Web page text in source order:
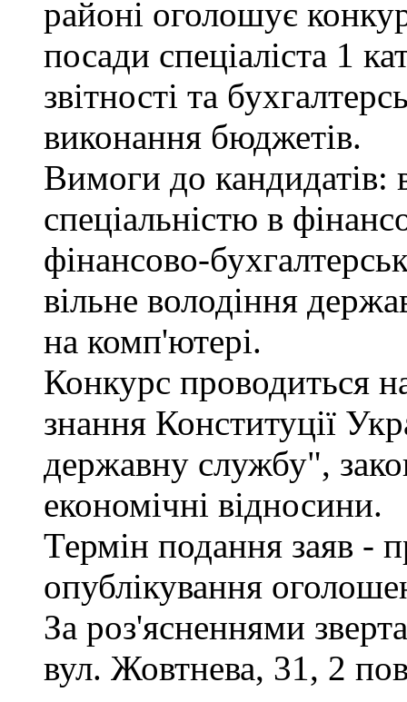
районі оголошує
посади спеціаліста 1
звітності та
виконання бюджетів.
Вимоги до кандидатів:
спеціальністю в
фінансово-
вільне володіння
на комп'ютері.
Конкурс проводиться
знання Конституції
державну службу",
економічні відносини.
Термін подання заяв -
опублікування
За роз'ясненнями
вул. Жовтнева, 31, 2